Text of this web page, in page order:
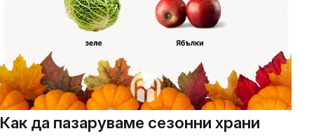
Как да пазаруваме сезонни храни